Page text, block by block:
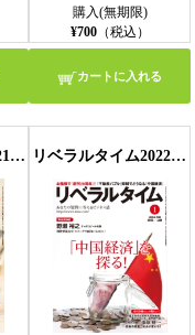
購入(無期限)
¥700（税込）
カートに入れる
リベラルタイム2021年12月号 リベラルタイム2022年1月号